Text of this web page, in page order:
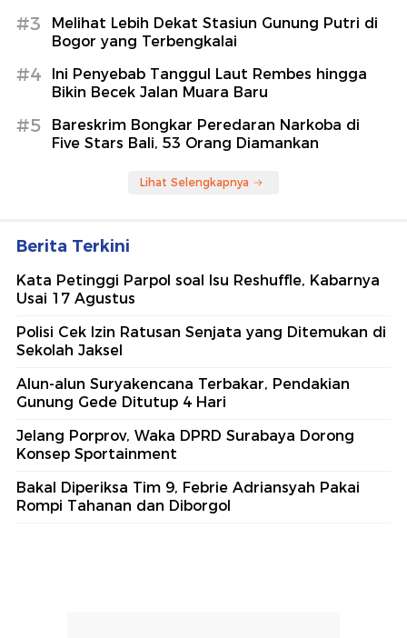
#3
Melihat Lebih Dekat Stasiun Gunung Putri di
Bogor yang Terbengkalai
#4
Ini Penyebab Tanggul Laut Rembes hingga
Bikin Becek Jalan Muara Baru
#5
Bareskrim Bongkar Peredaran Narkoba di
Five Stars Bali, 53 Orang Diamankan
Lihat Selengkapnya
Berita Terkini
Kata Petinggi Parpol soal Isu Reshuffle, Kabarnya
Usai 17 Agustus
Polisi Cek Izin Ratusan Senjata yang Ditemukan di
Sekolah Jaksel
Alun-alun Suryakencana Terbakar, Pendakian
Gunung Gede Ditutup 4 Hari
Jelang Porprov, Waka DPRD Surabaya Dorong
Konsep Sportainment
Bakal Diperiksa Tim 9, Febrie Adriansyah Pakai
Rompi Tahanan dan Diborgol